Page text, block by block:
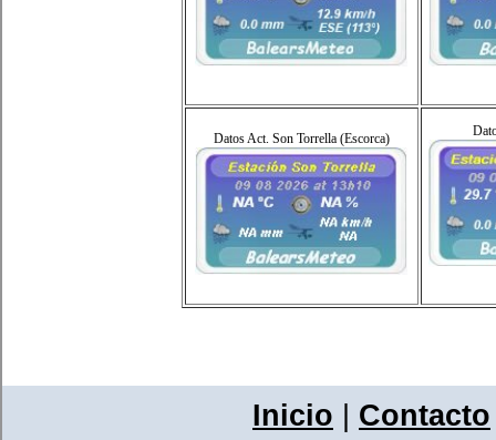
Datos Act. Son Torrella (Escorca)
Inicio
Contacto